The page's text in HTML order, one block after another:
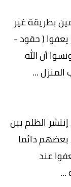
بطريقة غير
يعفوا ( حقود -
أن الله
...
الظلم بين
دائما
عند
...